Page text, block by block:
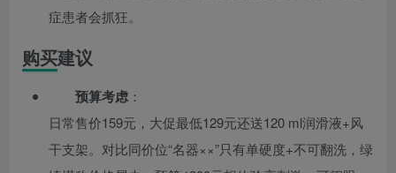
症患者会抓狂。
购买建议
预算考虑 ：
日常售价159元，大促最低129元还送120 ml润滑液+风
干支架。对比同价位“名器××”只有单硬度+不可翻洗，绿